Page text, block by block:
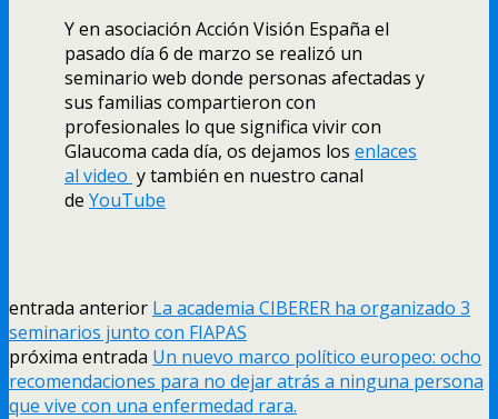
Y en asociación Acción Visión España el
pasado día 6 de marzo se realizó un
seminario web donde personas afectadas y
sus familias compartieron con
profesionales lo que significa vivir con
Glaucoma cada día, os dejamos los enlaces
al video y también en nuestro canal
de YouTube
entrada anterior La academia CIBERER ha organizado 3
seminarios junto con FIAPAS
próxima entrada Un nuevo marco político europeo: ocho
recomendaciones para no dejar atrás a ninguna persona
que vive con una enfermedad rara.